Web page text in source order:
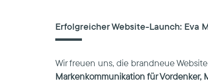
Erfolgreicher Website-Launch: Eva
Wir freuen uns, die brandneue
Markenkommunikation für Vordenker,